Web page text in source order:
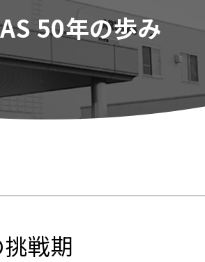
50年の歩み
戦期